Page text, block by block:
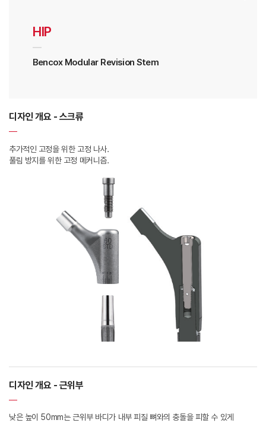
HIP
Bencox Modular Revision Stem
디자인 개요 - 스크류
추가적인 고정을 위한 고정 나사.
풀림 방지를 위한 고정 메커니즘.
디자인 개요 - 근위부
낮은 높이 50mm는 근위부 바디가 내부 피질 뼈와의 충돌을 피할 수 있게